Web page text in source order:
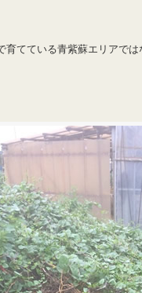
育てている青紫蘇エリアで